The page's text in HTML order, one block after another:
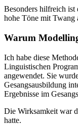
Besonders hilfreich ist
hohe Töne mit Twang
Warum
Ich habe diese
Linguistischen
angewendet. Sie
Gesangsausbildung
Ergebnisse im
Die Wirksamkeit war
hatte.